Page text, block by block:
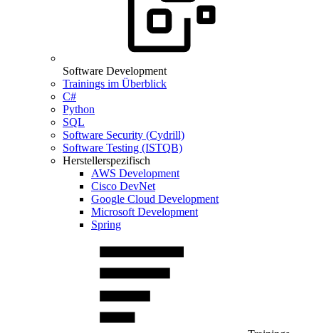
Software Development
Trainings im Überblick
C#
Python
SQL
Software Security (Cydrill)
Software Testing (ISTQB)
Herstellerspezifisch
AWS Development
Cisco DevNet
Google Cloud Development
Microsoft Development
Spring